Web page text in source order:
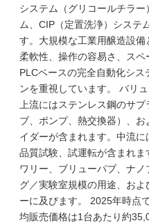
システム（グリコールチラ
ム、CIP（定置洗浄）システ
す。大規模な工業用醸造設備
柔軟性、操作の容易さ、ス
PLCベースの完全自動化シス
ンを重視しています。 バリ
上流にはステンレス鋼のサ
ブ、ポンプ、熱交換器）、
イダーが含まれます。中流に
品質試験、試運転が含まれ
ワリー、ブリューパブ、ナ
グ／実験室規模の用途、お
ーに及びます。 2025年時点
均販売価格は1台あたり約